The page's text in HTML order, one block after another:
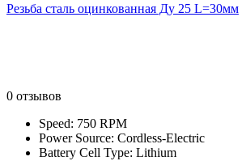
Резьба сталь оцинкованная Ду 25 L=30мм
0 отзывов
Speed: 750 RPM
Power Source: Cordless-Electric
Battery Cell Type: Lithium